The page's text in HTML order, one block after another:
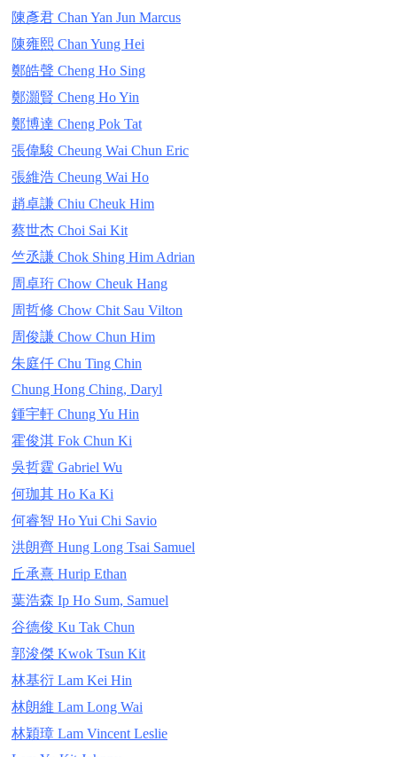
陳彥君 Chan Yan Jun Marcus
陳雍熙 Chan Yung Hei
鄭皓聲 Cheng Ho Sing
鄭灝賢 Cheng Ho Yin
鄭博達 Cheng Pok Tat
張偉駿 Cheung Wai Chun Eric
張維浩 Cheung Wai Ho
趙卓謙 Chiu Cheuk Him
蔡世杰 Choi Sai Kit
竺丞謙 Chok Shing Him Adrian
周卓珩 Chow Cheuk Hang
周哲修 Chow Chit Sau Vilton
周俊謙 Chow Chun Him
朱庭仟 Chu Ting Chin
Chung Hong Ching, Daryl
鍾宇軒 Chung Yu Hin
霍俊淇 Fok Chun Ki
吳哲霆 Gabriel Wu
何珈其 Ho Ka Ki
何睿智 Ho Yui Chi Savio
洪朗齊 Hung Long Tsai Samuel
丘承熹 Hurip Ethan
葉浩森 Ip Ho Sum, Samuel
谷德俊 Ku Tak Chun
郭浚傑 Kwok Tsun Kit
林基衍 Lam Kei Hin
林朗維 Lam Long Wai
林穎璋 Lam Vincent Leslie